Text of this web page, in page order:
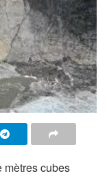
mètres cubes